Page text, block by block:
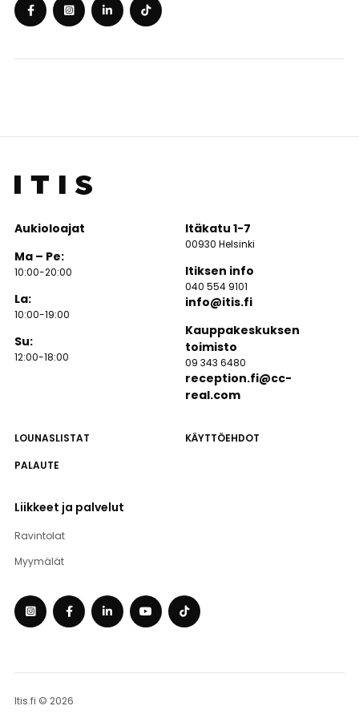
LOUNASLISTAT
KÄYTTÖEHDOT
PALAUTE
Liikkeet ja palvelut
Ravintolat
Myymälät
Aukioloajat
Ma – Pe:
10:00-20:00
La:
10:00-19:00
Su:
12:00-18:00
Itäkatu 1-7
00930 Helsinki
Itiksen info
040 554 9101
info@itis.fi
Kauppakeskuksen
toimisto
09 343 6480
reception.fi@cc-
real.com
Itis.fi © 2026